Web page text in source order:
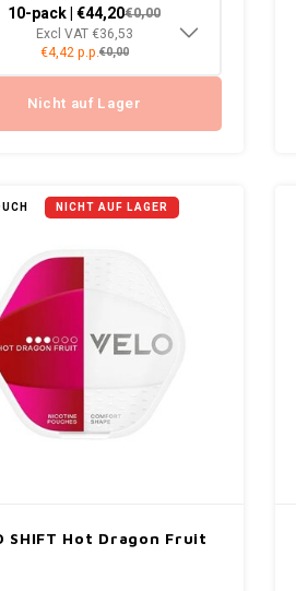
10-pack | €44,20€0,00
Excl VAT €36,53
€4,42 p.p.€0,00
Nicht auf Lager
NICHT AUF LAGER
SHIFT Hot Dragon Fruit